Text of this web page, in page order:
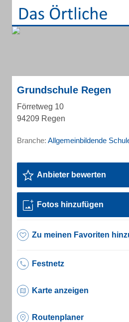
Grundschule Regen
Förretweg 10
94209 Regen
Branche: Allgemeinbildende
Anbieter bewerten
Fotos hinzufügen
Zu meinen Favoriten
Festnetz
Karte anzeigen
Routenplaner